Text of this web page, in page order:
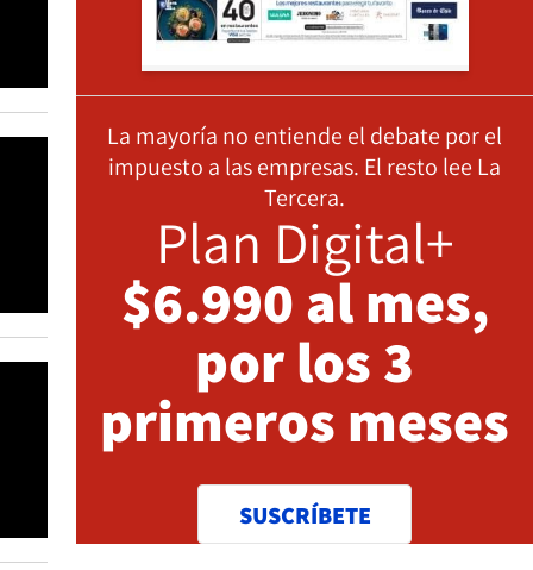
La mayoría no entiende el debate por el
impuesto a las empresas. El resto lee La
Tercera.
Plan Digital+
$6.990 al mes,
por los 3
primeros meses
SUSCRÍBETE